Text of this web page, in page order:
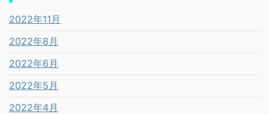
2022年11月
2022年8月
2022年6月
2022年5月
2022年4月